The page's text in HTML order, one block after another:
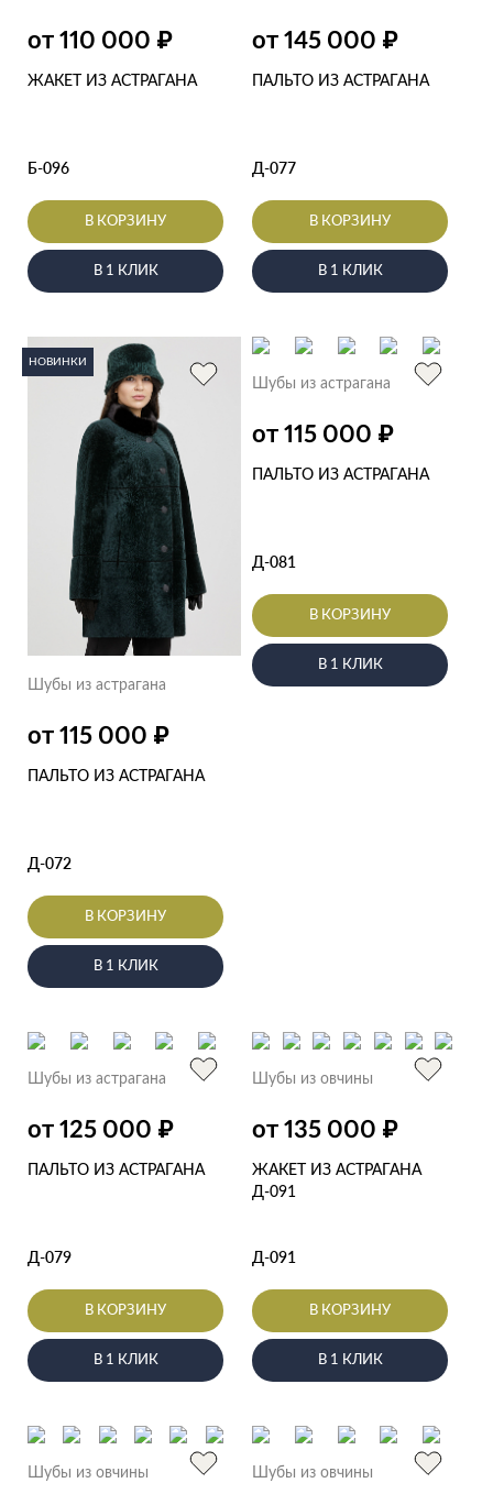
от 110 000 ₽
ЖАКЕТ ИЗ АСТРАГАНА
Б-096
В КОРЗИНУ
В 1 КЛИК
от 145 000 ₽
ПАЛЬТО ИЗ АСТРАГАНА
Д-077
В КОРЗИНУ
В 1 КЛИК
НОВИНКИ
Шубы из астрагана
от 115 000 ₽
ПАЛЬТО ИЗ АСТРАГАНА
Д-072
В КОРЗИНУ
В 1 КЛИК
Шубы из астрагана
от 115 000 ₽
ПАЛЬТО ИЗ АСТРАГАНА
Д-081
В КОРЗИНУ
В 1 КЛИК
Шубы из астрагана
от 125 000 ₽
ПАЛЬТО ИЗ АСТРАГАНА
Д-079
В КОРЗИНУ
В 1 КЛИК
Шубы из овчины
от 135 000 ₽
ЖАКЕТ ИЗ АСТРАГАНА
Д-091
Д-091
В КОРЗИНУ
В 1 КЛИК
Шубы из овчины Шубы из овчины